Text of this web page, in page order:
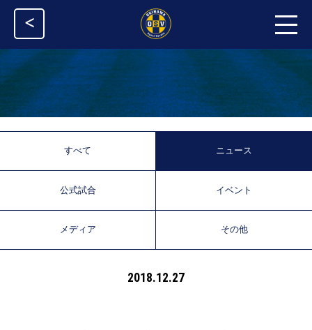
<
すべて ニュース
公式試合 イベント
メディア その他
2018.12.27